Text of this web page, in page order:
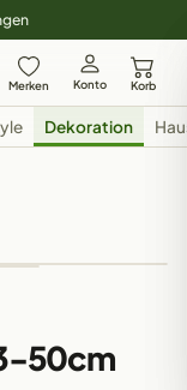
Merken Konto Korb
Dekoration
50cm